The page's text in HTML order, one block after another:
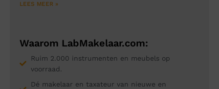
LEES MEER »
Waarom LabMakelaar.com:
Ruim 2.000 instrumenten en meubels op
voorraad.
Dé makelaar en taxateur van nieuwe en